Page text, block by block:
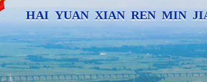
HAI YUAN XIAN REN MIN